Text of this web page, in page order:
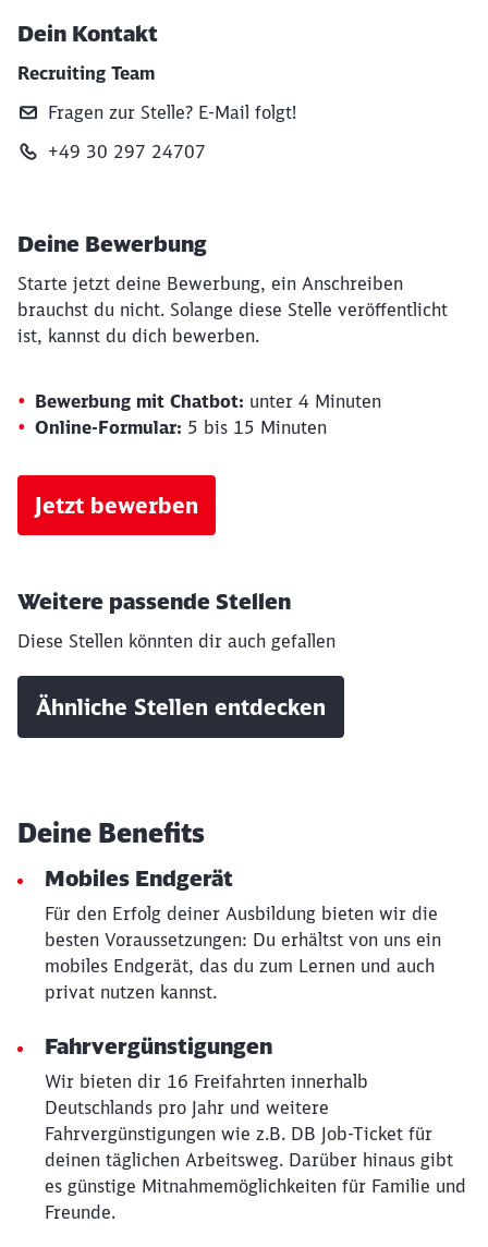
Dein Kontakt
Recruiting Team
Fragen zur Stelle? E‑Mail folgt!
+49 30 297 24707
Deine Bewerbung
Starte jetzt deine Bewerbung, ein Anschreiben
brauchst du nicht. Solange diese Stelle veröffentlicht
ist, kannst du dich bewerben.
Bewerbung mit Chatbot: unter 4 Minuten
Online-Formular: 5 bis 15 Minuten
Jetzt bewerben
Weitere passende Stellen
Diese Stellen könnten dir auch gefallen
Ähnliche Stellen entdecken
Deine Benefits
Mobiles Endgerät
Für den Erfolg deiner Ausbildung bieten wir die
besten Voraussetzungen: Du erhältst von uns ein
mobiles Endgerät, das du zum Lernen und auch
privat nutzen kannst.
Fahrvergünstigungen
Wir bieten dir 16 Freifahrten innerhalb
Deutschlands pro Jahr und weitere
Fahrvergünstigungen wie z.B. DB Job-Ticket für
deinen täglichen Arbeitsweg. Darüber hinaus gibt
es günstige Mitnahmemöglichkeiten für Familie und
Freunde.